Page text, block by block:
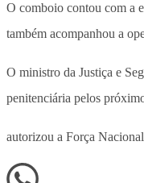
O comboio contou com a
também acompanhou a
O ministro da Justiça e
penitenciária pelos
autorizou a Força